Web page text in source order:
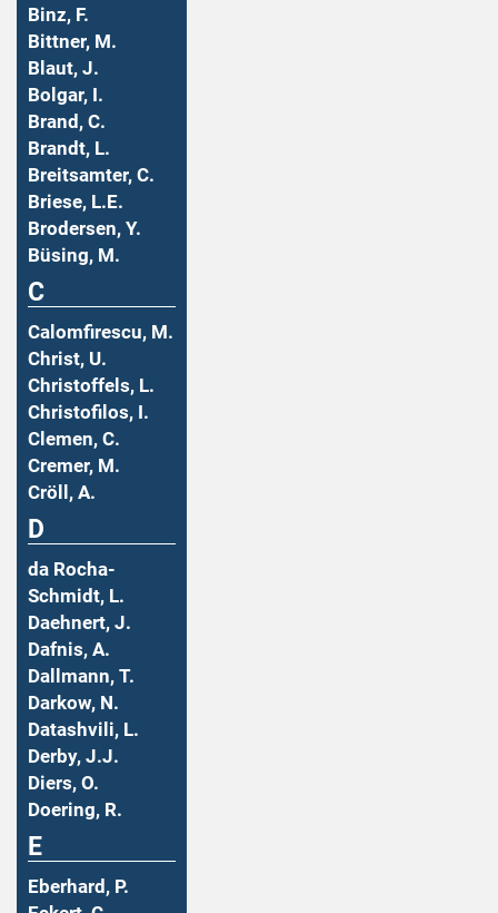
Binz, F.
Bittner, M.
Blaut, J.
Bolgar, I.
Brand, C.
Brandt, L.
Breitsamter, C.
Briese, L.E.
Brodersen, Y.
Büsing, M.
C
Calomfirescu, M.
Christ, U.
Christoffels, L.
Christofilos, I.
Clemen, C.
Cremer, M.
Cröll, A.
D
da Rocha-
Schmidt, L.
Daehnert, J.
Dafnis, A.
Dallmann, T.
Darkow, N.
Datashvili, L.
Derby, J.J.
Diers, O.
Doering, R.
E
Eberhard, P.